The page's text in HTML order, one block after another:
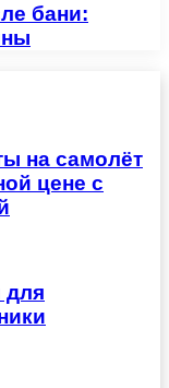
бани:
на самолёт
цене с
для